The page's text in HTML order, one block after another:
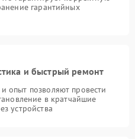
гарантийных
и быстрый ремонт
опыт позволяют провести
в кратчайшие
устройства